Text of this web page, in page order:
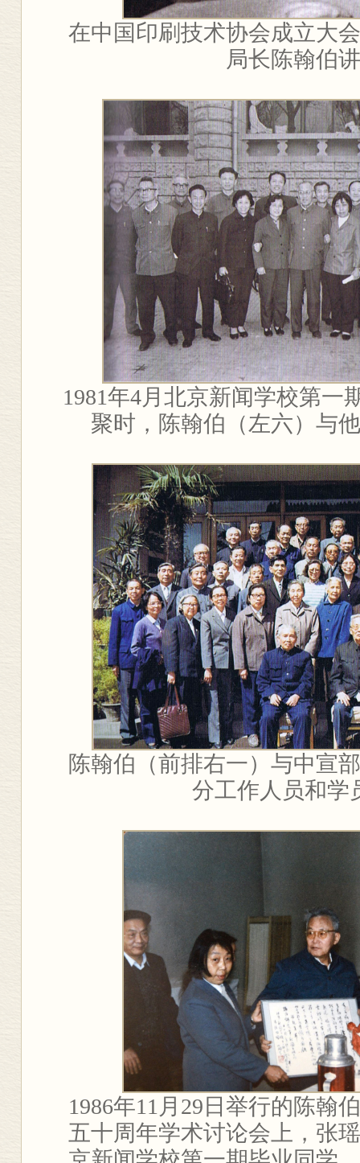
在中国印刷技术协会成立大
局长陈翰伯
1981年4月北京新闻学校第一
聚时，陈翰伯（左六）与
陈翰伯（前排右一）与中宣
分工作人员和学
1986年11 月 29 日举行的陈翰
五十周年学术讨论会上，张